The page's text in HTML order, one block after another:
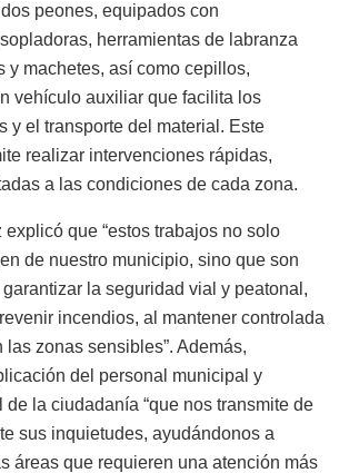
peones, equipados con
herramientas de labranza
y machetes, así como cepillos,
vehículo auxiliar que facilita los
y el transporte del material. Este
realizar intervenciones rápidas,
a las condiciones de cada zona.
explicó que “estos trabajos no solo
de nuestro municipio, sino que son
la seguridad vial y peatonal,
incendios, al mantener controlada
las zonas sensibles”. Además,
del personal municipal y
de la ciudadanía “que nos transmite de
sus inquietudes, ayudándonos a
áreas que requieren una atención más